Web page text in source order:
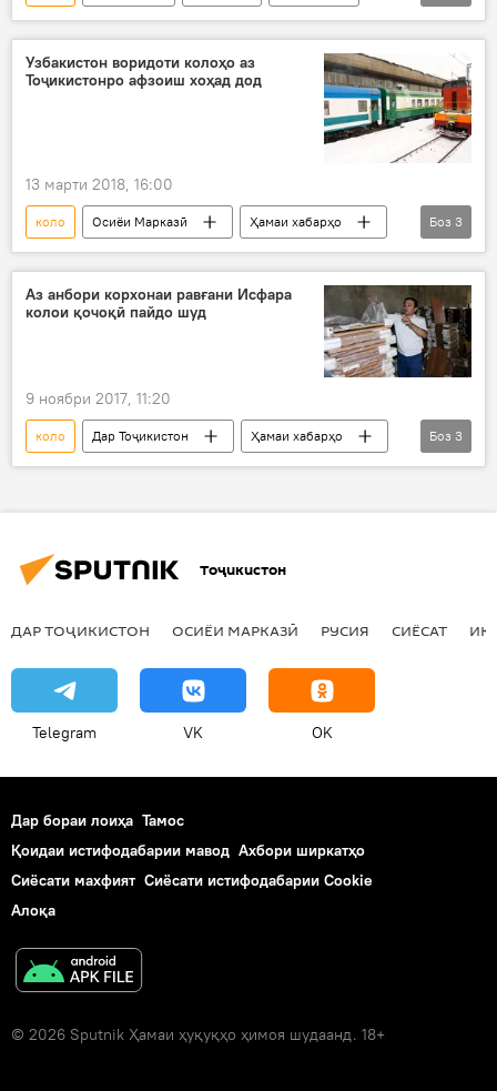
интиқол
Дар Тоҷикистон
Узбакистон воридоти колоҳо аз
Тоҷикистонро афзоиш хоҳад дод
13 марти 2018, 16:00
коло Осиёи Марказӣ
Ҳамаи хабарҳо
Ӯзбекистон
Дар Тоҷикистон
Кумитаи сармоягузорӣ
Боз 3
Аз анбори корхонаи равғани Исфара
колои қочоқӣ пайдо шуд
9 ноябри 2017, 11:20
коло Дар Тоҷикистон
Ҳамаи хабарҳо
Исфара
қочоқ
Боз 3
Тоҷикистон
ДАР ТОҶИКИСТОН ОСИЁИ МАРКАЗӢ РУСИЯ СИЁСАТ
Telegram VK OK
Дар бораи лоиҳа Тамос
Қоидаи истифодабарии мавод Ахбори ширкатҳо
Сиёсати махфият Сиёсати истифодабарии Cookie
Алоқа
© 2026 Sputnik Ҳамаи ҳуқуқҳо ҳимоя шудаанд. 18+